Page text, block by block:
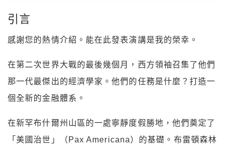
引言
感謝您的熱情介紹。能在此發表演講是我的榮幸。
在第二次世界大戰的最後幾個月，西方領袖召集了他們
那一代最傑出的經濟學家。他們的任務是什麼？打造一
個全新的金融體系。
在新罕布什爾州山區的一處寧靜度假勝地，他們奠定了
「美國治世」（Pax Americana）的基礎。布雷頓森林